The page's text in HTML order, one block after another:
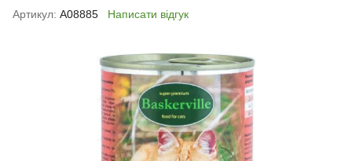
Артикул: А08885 Написати відгук